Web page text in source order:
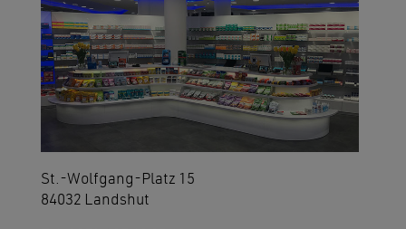
St.-Wolfgang-Platz 15
84032 Landshut